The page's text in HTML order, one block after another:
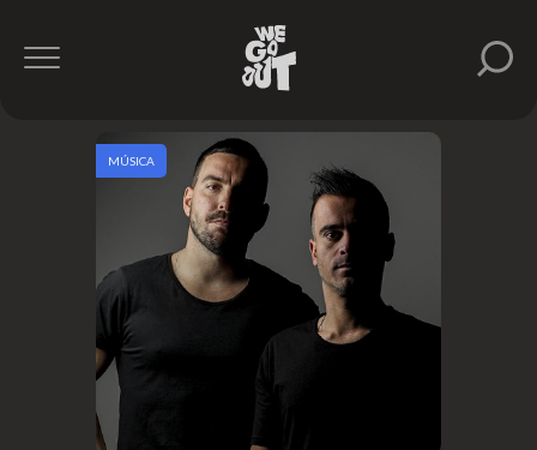
MÚSICA